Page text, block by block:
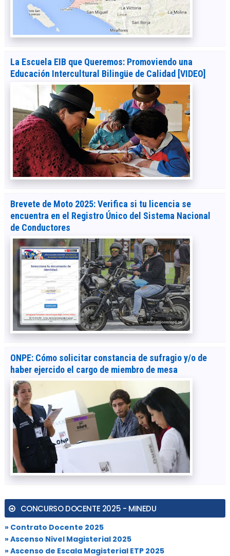
La Escuela EIB que Queremos: Promoviendo una
Educación Intercultural Bilingüe de Calidad [VIDEO]
Brevete de Moto 2025: Verifica si tu licencia se
encuentra en el Registro Único del Sistema Nacional
de Conductores
ONPE: Cómo solicitar constancia de sufragio y/o de
haber ejercido el cargo de miembro de mesa
CONCURSO DOCENTE 2025 - MINEDU
» Contrato Docente 2025
» Ascenso Nivel Magisterial 2025
» Ascenso de Escala Magisterial ETP 2025